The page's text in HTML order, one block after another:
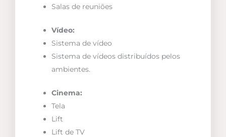
Salas de reuniões
Vídeo:
Sistema de vídeo
Sistema de vídeos distribuídos pelos
ambientes.
Cinema:
Tela
Lift
Lift de TV